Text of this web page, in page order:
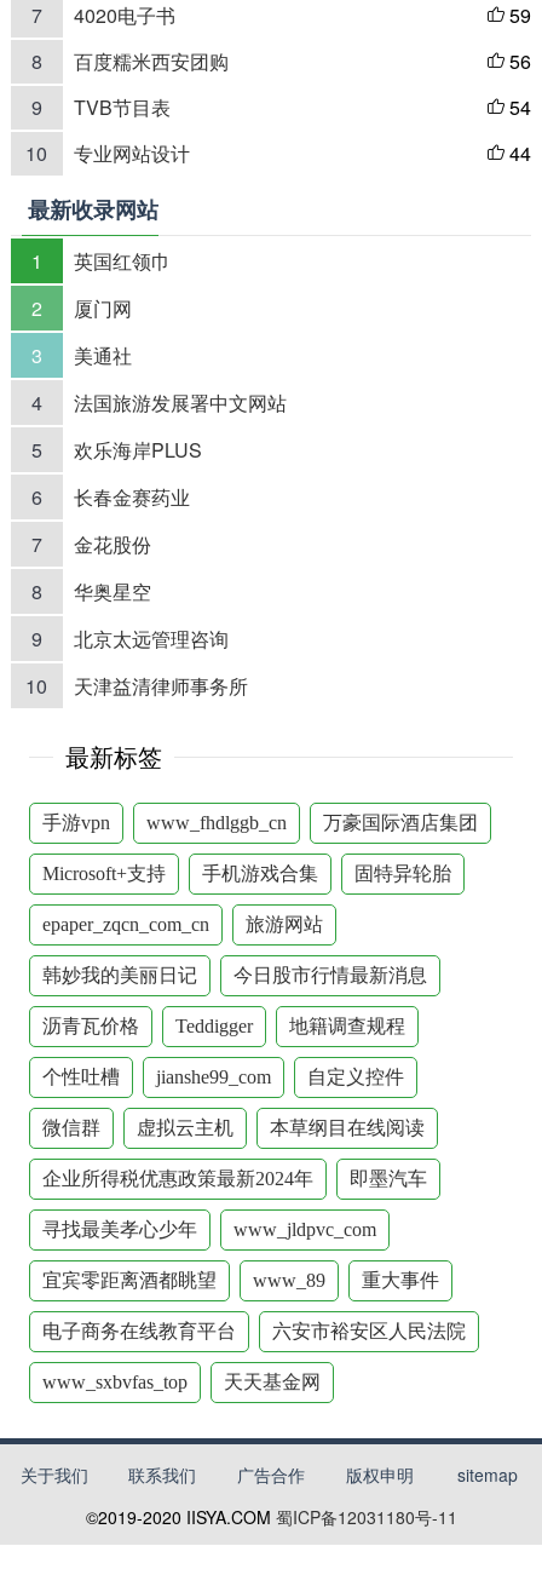
7
4020电子书  59
8
百度糯米西安团购  56
9
TVB节目表  54
10
专业网站设计  44
最新收录网站
1
英国红领巾
2
厦门网
3
美通社
4
法国旅游发展署中文网站
5
欢乐海岸PLUS
6
长春金赛药业
7
金花股份
8
华奥星空
9
北京太远管理咨询
10
天津益清律师事务所
最新标签
手游vpn www_fhdlggb_cn 万豪国际酒店集团
Microsoft+支持 手机游戏合集 固特异轮胎
epaper_zqcn_com_cn 旅游网站
韩妙我的美丽日记 今日股市行情最新消息
沥青瓦价格 Teddigger 地籍调查规程
个性吐槽 jianshe99_com 自定义控件
微信群 虚拟云主机 本草纲目在线阅读
企业所得税优惠政策最新2024年 即墨汽车
寻找最美孝心少年 www_jldpvc_com
宜宾零距离酒都眺望 www_89 重大事件
电子商务在线教育平台 六安市裕安区人民法院
www_sxbvfas_top 天天基金网
关于我们 联系我们 广告合作 版权申明
sitemap
©2019-2020 IISYA.COM 蜀ICP备12031180号-11